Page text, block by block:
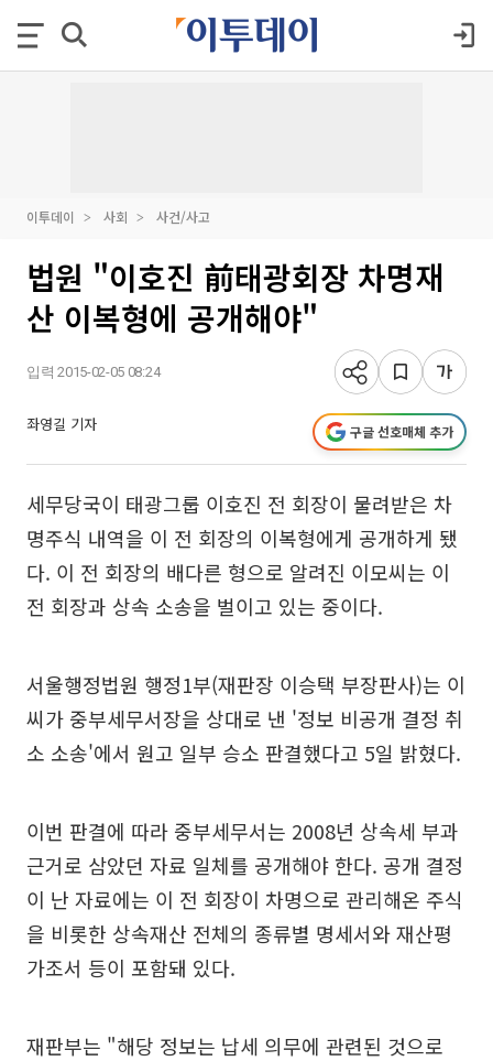
이투데이 사회 사건/사고
법원 "이호진 前태광회장 차명재
산 이복형에 공개해야"
입력 2015-02-05 08:24
좌영길 기자 구글 선호매체 추가
세무당국이 태광그룹 이호진 전 회장이 물려받은 차
명주식 내역을 이 전 회장의 이복형에게 공개하게 됐
다. 이 전 회장의 배다른 형으로 알려진 이모씨는 이
전 회장과 상속 소송을 벌이고 있는 중이다.
서울행정법원 행정1부(재판장 이승택 부장판사)는 이
씨가 중부세무서장을 상대로 낸 '정보 비공개 결정 취
소 소송'에서 원고 일부 승소 판결했다고 5일 밝혔다.
이번 판결에 따라 중부세무서는 2008년 상속세 부과
근거로 삼았던 자료 일체를 공개해야 한다. 공개 결정
이 난 자료에는 이 전 회장이 차명으로 관리해온 주식
을 비롯한 상속재산 전체의 종류별 명세서와 재산평
가조서 등이 포함돼 있다.
재판부는 "해당 정보는 납세 의무에 관련된 것으로